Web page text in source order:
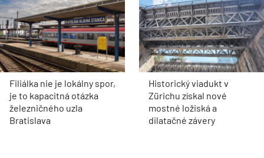
Filiálka nie je lokálny spor,
je to kapacitná otázka
železničného uzla
Bratislava
Historický viadukt v
Zürichu získal nové
mostné ložiská a
dilatačné závery